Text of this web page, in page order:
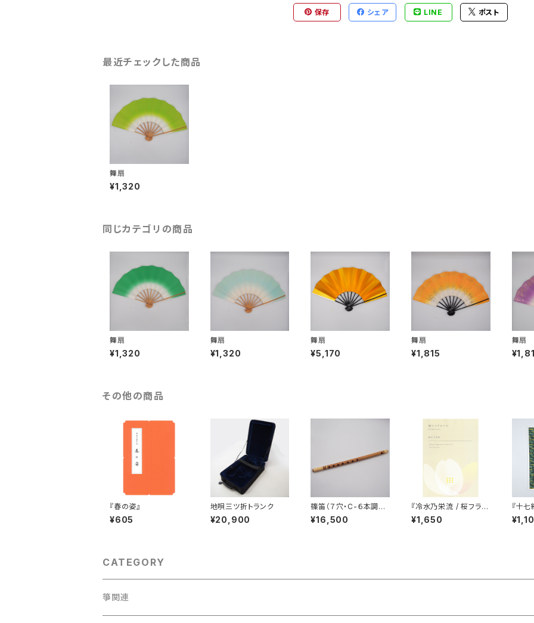
保存 シェア LINE ポスト
最近チェックした商品
舞扇
¥1,320
同じカテゴリの商品
舞扇
¥1,320
舞扇
¥1,320
舞扇
¥5,170
舞扇
¥1,815
舞扇
その他の商品
『春の姿』
¥605
地唄三ツ折トランク
¥20,900
篠笛（７穴・C-６本調
子）
¥16,500
『冷水乃栄流 / 桜フラグ
メンツ』
¥1,650
『十
本』
CATEGORY
箏関連